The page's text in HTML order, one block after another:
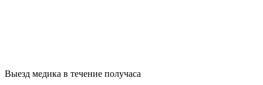
Выезд медика в течение получаса